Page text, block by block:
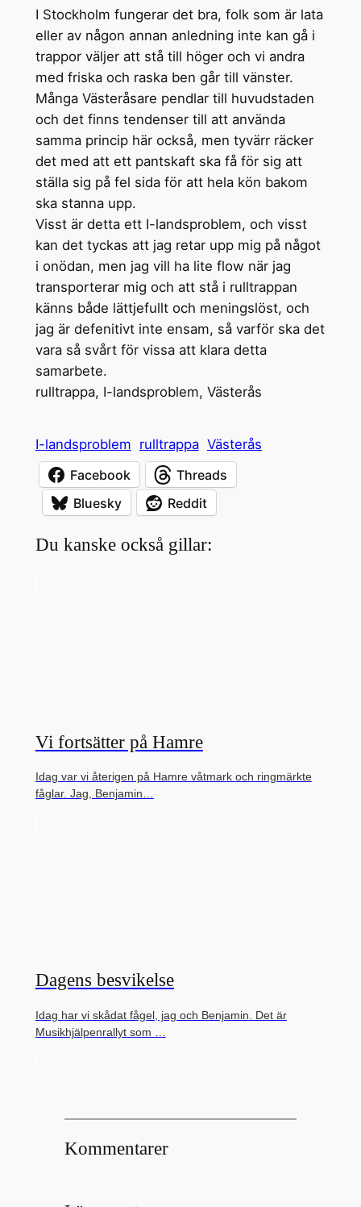
I Stockholm fungerar det bra, folk som är lata
eller av någon annan anledning inte kan gå i
trappor väljer att stå till höger och vi andra
med friska och raska ben går till vänster.
Många Västeråsare pendlar till huvudstaden
och det finns tendenser till att använda
samma princip här också, men tyvärr räcker
det med att ett pantskaft ska få för sig att
ställa sig på fel sida för att hela kön bakom
ska stanna upp.
Visst är detta ett I-landsproblem, och visst
kan det tyckas att jag retar upp mig på något
i onödan, men jag vill ha lite flow när jag
transporterar mig och att stå i rulltrappan
känns både lättjefullt och meningslöst, och
jag är defenitivt inte ensam, så varför ska det
vara så svårt för vissa att klara detta
samarbete.
rulltrappa, I-landsproblem, Västerås
I-landsproblem rulltrappa Västerås
Facebook
Threads
Bluesky
Reddit
Du kanske också gillar:
Vi fortsätter på Hamre
Idag var vi återigen på Hamre våtmark och ringmärkte
fåglar. Jag, Benjamin…
Dagens besvikelse
Idag har vi skådat fågel, jag och Benjamin. Det är
Musikhjälpenrallyt som …
Kommentarer